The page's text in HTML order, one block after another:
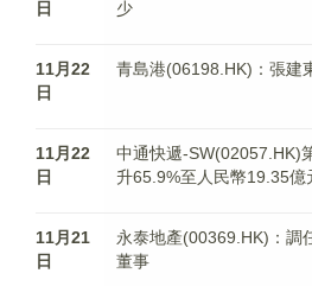
日 少
11月22
日
青島港(06198.HK)：張建
11月22
日
中通快遞-SW(02057.HK)
升65.9%至人民幣19.35億
11月21
日
永泰地產(00369.HK)：調
董事